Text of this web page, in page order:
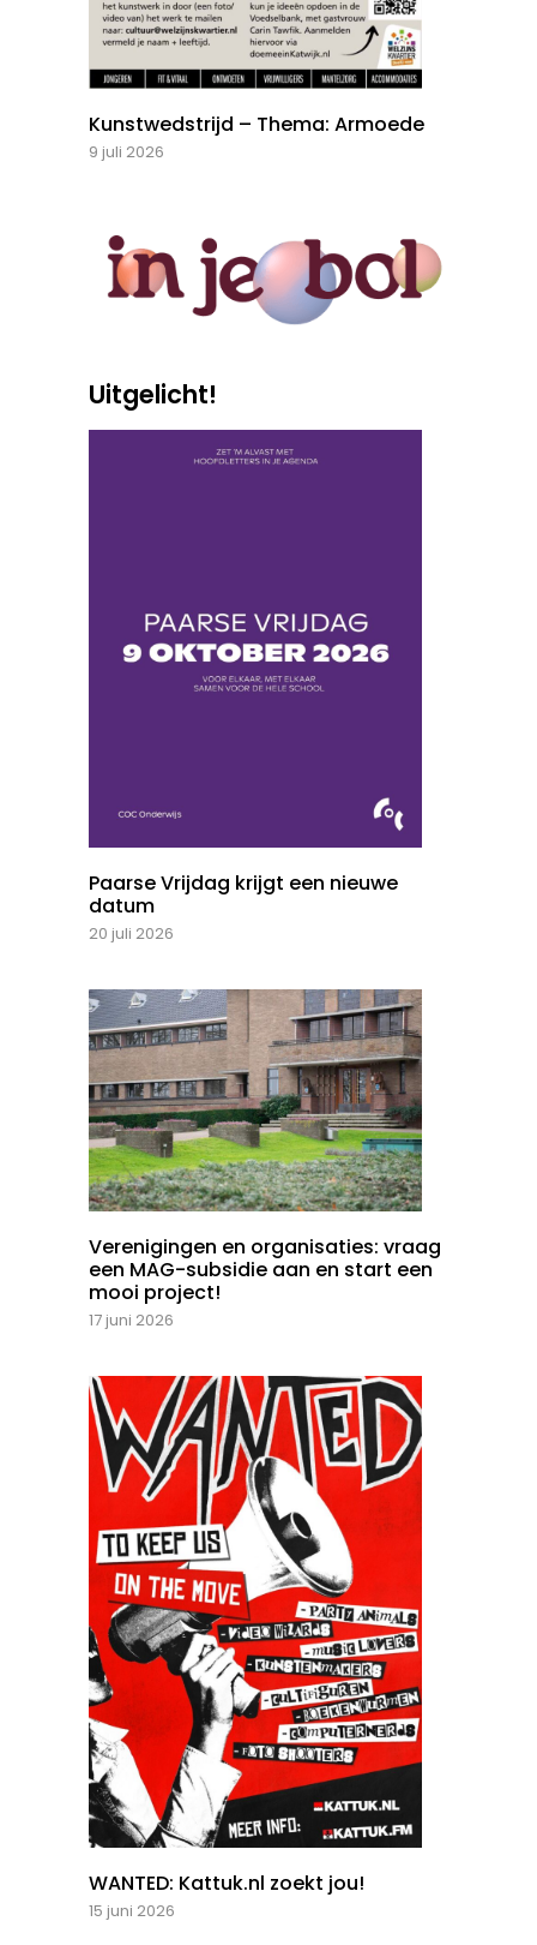
Kunstwedstrijd – Thema: Armoede
9 juli 2026
Uitgelicht!
Paarse Vrijdag krijgt een nieuwe
datum
20 juli 2026
Verenigingen en organisaties: vraag
een MAG-subsidie aan en start een
mooi project!
17 juni 2026
WANTED: Kattuk.nl zoekt jou!
15 juni 2026